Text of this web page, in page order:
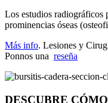
Los estudios radiográficos
prominencias óseas
Más info. Lesiones y
Ponnos una reseña
DESCUBRE